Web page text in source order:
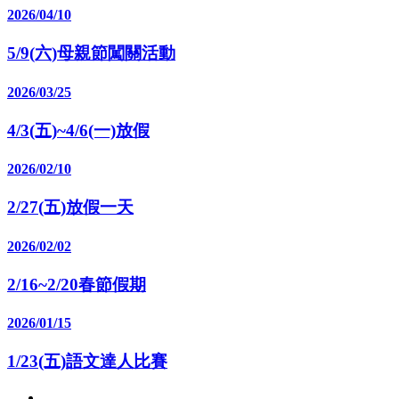
2026/04/10
5/9(六)母親節闖關活動
2026/03/25
4/3(五)~4/6(一)放假
2026/02/10
2/27(五)放假一天
2026/02/02
2/16~2/20春節假期
2026/01/15
1/23(五)語文達人比賽